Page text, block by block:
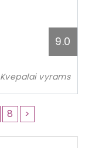
9.0
Kvepalai vyrams
8 >